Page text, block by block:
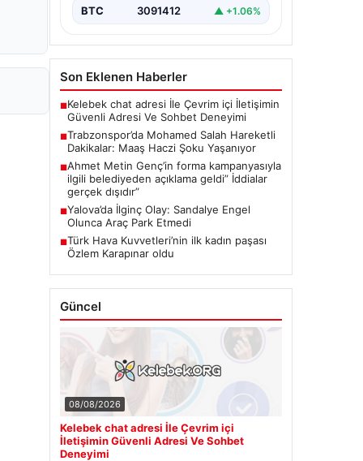
BTC 3091412 ▲ +1.06%
Son Eklenen Haberler
■Kelebek chat adresi İle Çevrim içi İletişimin
Güvenli Adresi Ve Sohbet Deneyimi
■Trabzonspor’da Mohamed Salah Hareketli
Dakikalar: Maaş Haczi Şoku Yaşanıyor
■Ahmet Metin Genç’in forma kampanyasıyla
ilgili belediyeden açıklama geldi” İddialar
gerçek dışıdır”
■Yalova’da İlginç Olay: Sandalye Engel
Olunca Araç Park Etmedi
■Türk Hava Kuvvetleri’nin ilk kadın paşası
Özlem Karapınar oldu
Güncel
08/08/2026
Kelebek chat adresi İle Çevrim içi
İletişimin Güvenli Adresi Ve Sohbet
Deneyimi